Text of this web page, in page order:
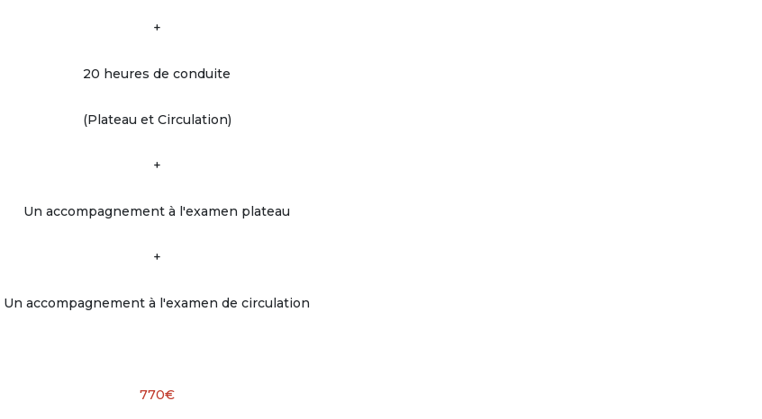
+
20 heures de conduite
(Plateau et Circulation)
+
Un accompagnement à l'examen plateau
+
Un accompagnement à l'examen de circulation
770€